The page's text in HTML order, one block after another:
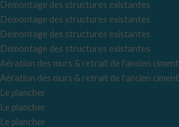
Démontage des structures existantes
Démontage des structures existantes
Démontage des structures existantes
Démontage des structures existantes
Aération des murs & retrait de l'ancien ciment
Aération des murs & retrait de l'ancien ciment
Le plancher
Le plancher
Le plancher